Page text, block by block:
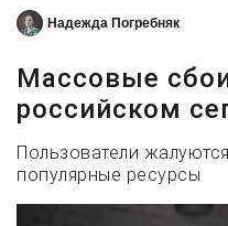
Надежда Погребняк
Массовые
российском
Пользователи
популярные ресурсы